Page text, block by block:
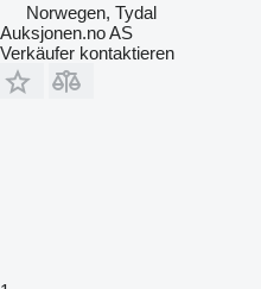
Norwegen, Tydal
Auksjonen.no AS
Verkäufer kontaktieren